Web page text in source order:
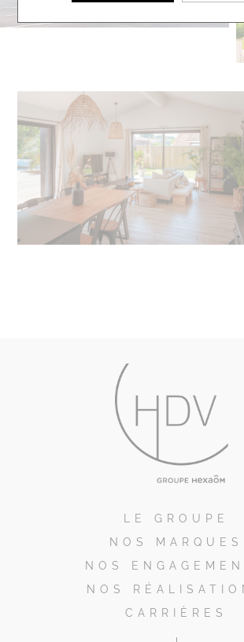
LE GROUPE
NOS MARQUES
NOS
NOS
CARRIÈRES